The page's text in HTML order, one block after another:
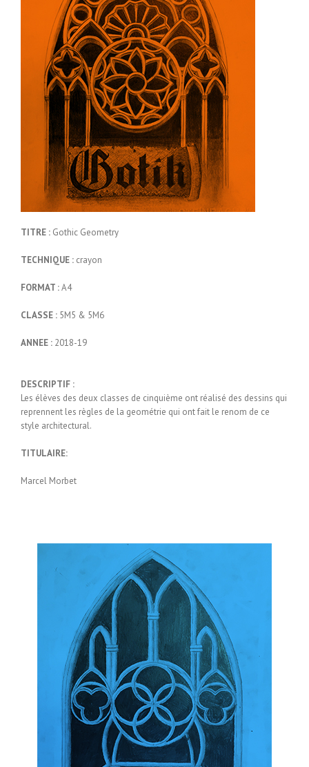
TITRE : Gothic Geometry
TECHNIQUE : crayon
FORMAT :A4
CLASSE : 5M5 & 5M6
ANNEE : 2018-19
DESCRIPTIF :
Les élèves des deux classes de cinquième ont réalisé des dessins qui
reprennent les règles de la geométrie qui ont fait le renom de ce
style architectural.
TITULAIRE:
Marcel Morbet